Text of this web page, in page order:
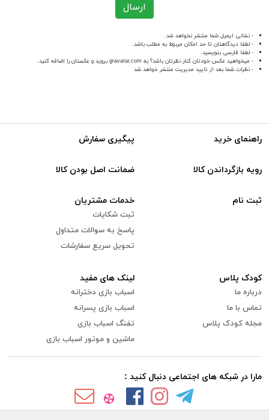
ارسال
- نشانی ایمیل شما منتشر نخواهد شد.
- لطفا دیدگاهتان تا حد امکان مربوط به مطلب باشد.
- لطفا فارسی بنویسید.
- میخواهید عکس خودتان کنار نظرتان باشد؟ به gravatar.com بروید و عکستان را اضافه کنید.
- نظرات شما بعد از تایید مدیریت منتشر خواهد شد
راهنمای خرید پیگیری سفارش
رویه بازگرداندن کالا ضمانت اصل بودن کالا
ثبت نام خدمات مشتریان
ثبت شکایات
پاسخ به سوالات متداول
تحویل سریع سفارشات
کودک پلاس
درباره ما
تماس با ما
مجله کودک پلاس
لینک های مفید
اسباب بازی دخترانه
اسباب بازی پسرانه
تفنگ اسباب بازی
ماشین و موتور اسباب بازی
مارا در شبکه های اجتماعی دنبال کنید :